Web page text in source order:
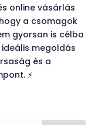
online vásárlás
a csomagok
gyorsan is célba
ideális megoldás
és a
⚡